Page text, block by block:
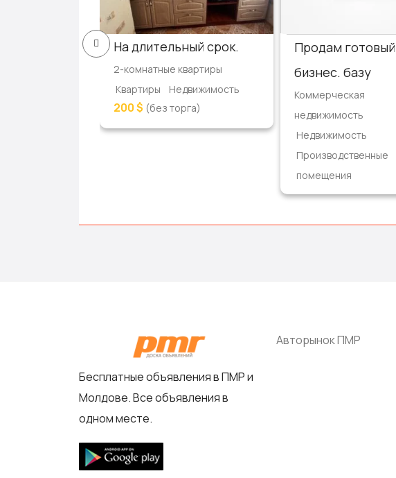
На длительный срок.
2-комнатные квартиры
Квартиры
Недвижимость
200 $ (без торга)
Продам готовый
бизнес. базу
Коммерческая
недвижимость
Недвижимость
Производственные
помещения
Бесплатные объявления в ПМР и
Молдове. Все объявления в
одном месте.
Авторынок ПМР